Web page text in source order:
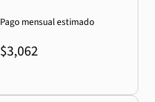
Pago mensual estimado
$3,062